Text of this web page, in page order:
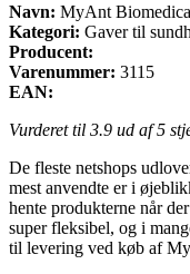
Navn: MyAnt
Kategori: Gaver til
Producent:
Varenummer: 3115
EAN:
Vurderet til 3.9 ud af 5
De fleste netshops
mest anvendte er i
hente produkterne når
super fleksibel, og i
til levering ved køb af